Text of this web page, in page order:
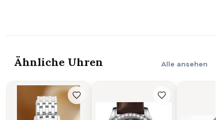
Ähnliche Uhren Alle ansehen